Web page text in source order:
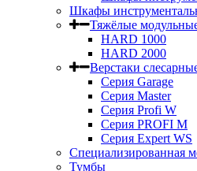
Шкафы
Тяжёлые
HARD 1000
HARD 2000
Верстаки
Серия Garage
Серия Master
Серия Profi W
Серия PROFI M
Серия Expert WS
Специализированная
Тумбы